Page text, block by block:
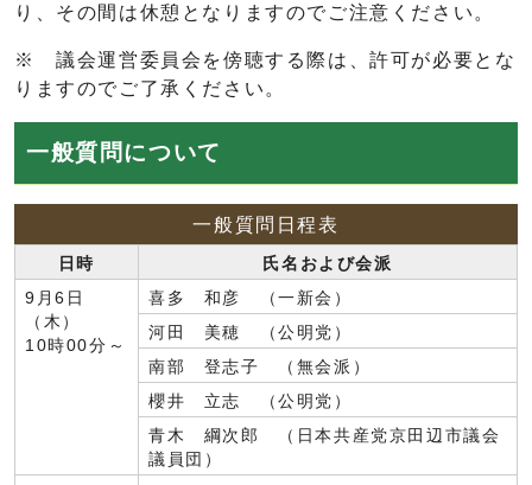
り、その間は休憩となりますのでご注意ください。
※ 議会運営委員会を傍聴する際は、許可が必要とな
りますのでご了承ください。
一般質問について
一般質問日程表
日時
氏名および会派
9月6日
（木）
10時00分～
喜多 和彦 （一新会）
河田 美穂 （公明党）
南部 登志子 （無会派）
櫻井 立志 （公明党）
青木 綱次郎 （日本共産党京田辺市議会
議員団）